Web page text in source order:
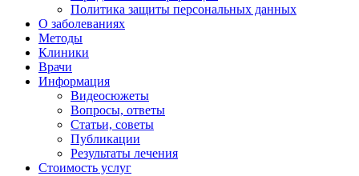
Политика защиты персональных данных
О заболеваниях
Методы
Клиники
Врачи
Информация
Видеосюжеты
Вопросы, ответы
Статьи, советы
Публикации
Результаты лечения
Стоимость услуг